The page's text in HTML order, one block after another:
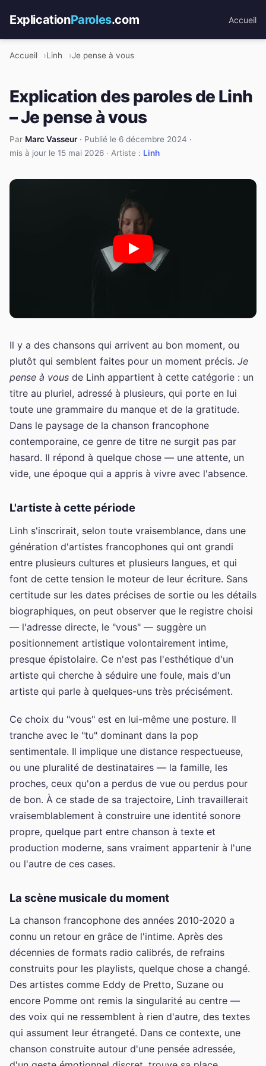
ExplicationParoles.com Accueil
Accueil Linh Je pense à vous
Explication des paroles de Linh
– Je pense à vous
Par Marc Vasseur· Publié le 6 décembre 2024 ·
mis à jour le 15 mai 2026 · Artiste : Linh
Il y a des chansons qui arrivent au bon moment, ou
plutôt qui semblent faites pour un moment précis. Je
pense à vous de Linh appartient à cette catégorie : un
titre au pluriel, adressé à plusieurs, qui porte en lui
toute une grammaire du manque et de la gratitude.
Dans le paysage de la chanson francophone
contemporaine, ce genre de titre ne surgit pas par
hasard. Il répond à quelque chose — une attente, un
vide, une époque qui a appris à vivre avec l'absence.
L'artiste à cette période
Linh s'inscrirait, selon toute vraisemblance, dans une
génération d'artistes francophones qui ont grandi
entre plusieurs cultures et plusieurs langues, et qui
font de cette tension le moteur de leur écriture. Sans
certitude sur les dates précises de sortie ou les détails
biographiques, on peut observer que le registre choisi
— l'adresse directe, le "vous" — suggère un
positionnement artistique volontairement intime,
presque épistolaire. Ce n'est pas l'esthétique d'un
artiste qui cherche à séduire une foule, mais d'un
artiste qui parle à quelques-uns très précisément.
Ce choix du "vous" est en lui-même une posture. Il
tranche avec le "tu" dominant dans la pop
sentimentale. Il implique une distance respectueuse,
ou une pluralité de destinataires — la famille, les
proches, ceux qu'on a perdus de vue ou perdus pour
de bon. À ce stade de sa trajectoire, Linh travaillerait
vraisemblablement à construire une identité sonore
propre, quelque part entre chanson à texte et
production moderne, sans vraiment appartenir à l'une
ou l'autre de ces cases.
La scène musicale du moment
La chanson francophone des années 2010-2020 a
connu un retour en grâce de l'intime. Après des
décennies de formats radio calibrés, de refrains
construits pour les playlists, quelque chose a changé.
Des artistes comme Eddy de Pretto, Suzane ou
encore Pomme ont remis la singularité au centre —
des voix qui ne ressemblent à rien d'autre, des textes
qui assument leur étrangeté. Dans ce contexte, une
chanson construite autour d'une pensée adressée,